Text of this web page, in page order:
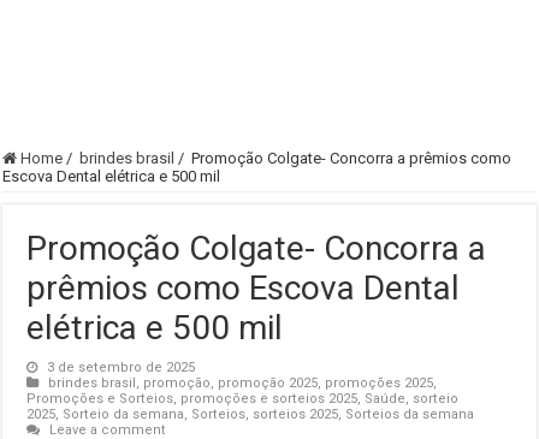
Home / brindes brasil / Promoção Colgate- Concorra a prêmios como
Escova Dental elétrica e 500 mil
Promoção Colgate- Concorra a
prêmios como Escova Dental
elétrica e 500 mil
3 de setembro de 2025
brindes brasil, promoção, promoção 2025, promoções 2025,
Promoções e Sorteios, promoções e sorteios 2025, Saúde, sorteio
2025, Sorteio da semana, Sorteios, sorteios 2025, Sorteios da semana
Leave a comment